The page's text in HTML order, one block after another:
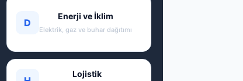
D
Enerji ve İklim
Elektrik, gaz ve buhar dağıtımı
Lojistik